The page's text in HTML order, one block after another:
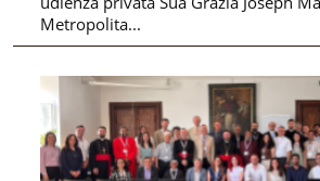
Metropolita...